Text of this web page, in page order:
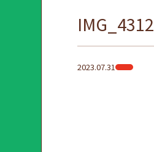
IMG_4312
2023.07.31